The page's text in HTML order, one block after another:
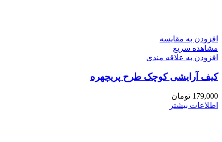
افزودن به مقایسه
مشاهده سریع
افزودن به علاقه مندی
کیف آرایشی کوچک طرح پریچهره
179,000 تومان
اطلاعات بیشتر